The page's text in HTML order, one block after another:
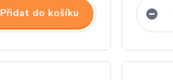
Přidat do košíku